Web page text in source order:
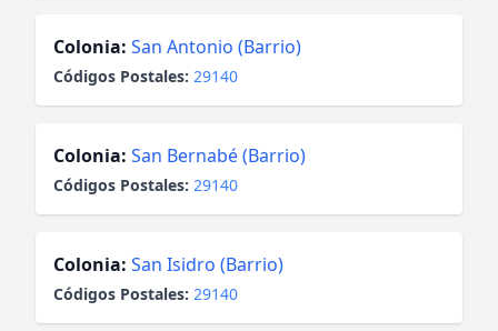
Colonia: San Antonio (Barrio)
Códigos Postales: 29140
Colonia: San Bernabé (Barrio)
Códigos Postales: 29140
Colonia: San Isidro (Barrio)
Códigos Postales: 29140